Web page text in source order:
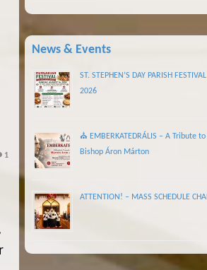
1
News & Events
ST. STEPHEN’S DAY PARISH
2026
⛪ EMBERKATEDRÁLIS – A Tribute
Bishop Áron Márton
ATTENTION! – MASS SCHEDULE